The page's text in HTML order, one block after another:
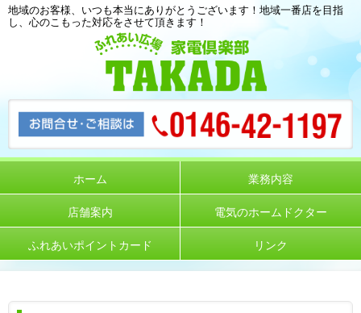
地域のお客様、いつも本当にありがとうございます！地域一番店を目指
し、心のこもった対応をさせて頂きます！
ホーム 業務内容
店舗案内 電気のホームドクター
ふれあいポイントカード リンク